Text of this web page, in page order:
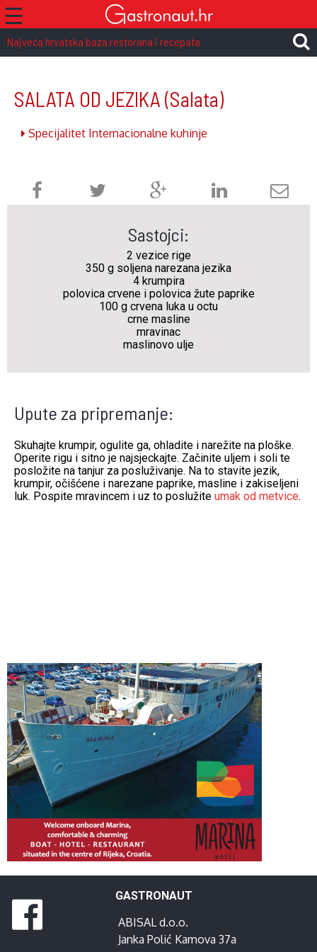
☰
Najveća hrvatska baza restorana i recepata
SALATA OD JEZIKA (Salata)
Specijalitet Internacionalne kuhinje
Sastojci:
2 vezice rige
350 g soljena narezana jezika
4 krumpira
polovica crvene i polovica žute paprike
100 g crvena luka u octu
crne masline
mravinac
maslinovo ulje
Upute za pripremanje:
Skuhajte krumpir, ogulite ga, ohladite i narežite na ploške.
Operite rigu i sitno je najsjeckajte. Začinite uljem i soli te
posložite na tanjur za posluživanje. Na to stavite jezik,
krumpir, očišćene i narezane paprike, masline i zakiseljeni
luk. Pospite mravincem i uz to poslužite umak od metvice.
GASTRONAUT
ABISAL d.o.o.
Janka Polić Kamova 37a